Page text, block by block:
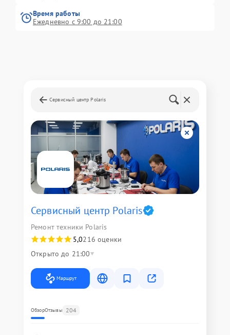
Время работы
Ежедневно с 9:00 до 21:00
Сервисный центр Polaris
Сервисный центр Polaris
Ремонт техники Polaris
5,0216 оценки
Открыто до 21:00
Маршрут
ОбзорОтзывы 204